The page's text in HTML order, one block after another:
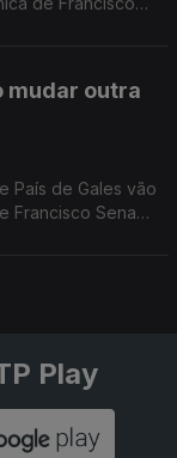
mudar outra
País de Gales vão
Francisco Sena
Play